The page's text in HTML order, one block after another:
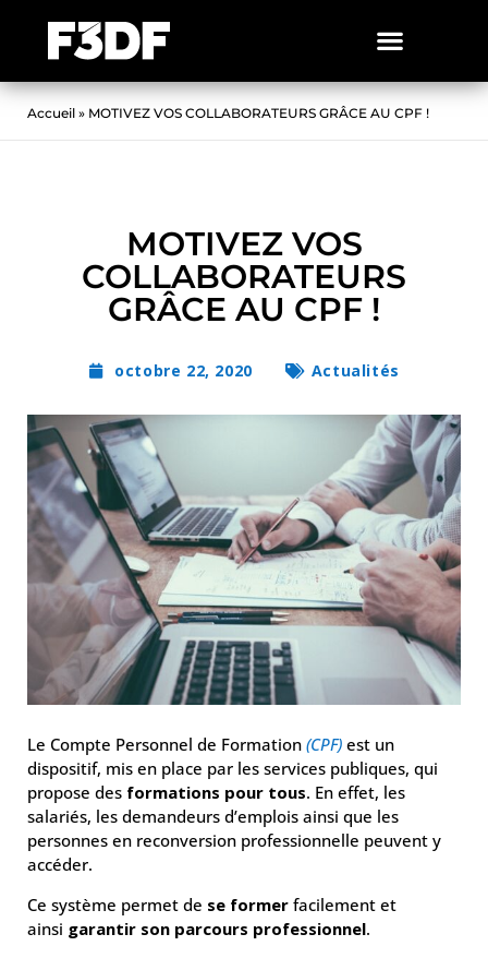
Accueil » MOTIVEZ VOS COLLABORATEURS GRÂCE AU CPF !
MOTIVEZ VOS
COLLABORATEURS
GRÂCE AU CPF !
octobre 22, 2020 Actualités
Le Compte Personnel de Formation (CPF) est un
dispositif, mis en place par les services publiques, qui
propose des formations pour tous. En effet, les
salariés, les demandeurs d’emplois ainsi que les
personnes en reconversion professionnelle peuvent y
accéder.
Ce système permet de se former facilement et
ainsi garantir son parcours professionnel.